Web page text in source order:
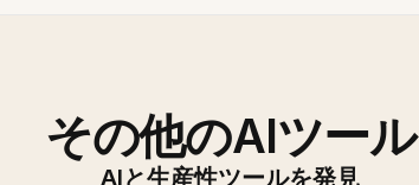
その他のAIツール
AIと生産性ツールを発見